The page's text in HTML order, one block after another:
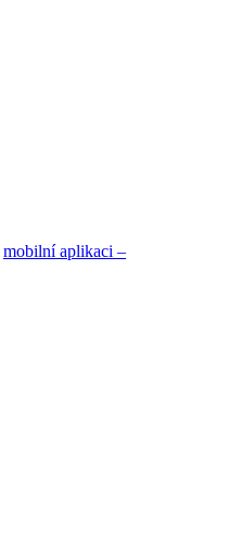
mobilní aplikaci –